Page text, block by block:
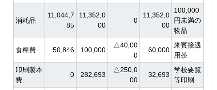
消耗品
11,044,7
85
11,352,0
00
0
11,352,0
00
100,000
円未満の
物品
食糧費 50,846 100,000
△40,00
0
60,000
来賓接遇
用茶
印刷製本
費
0 282,693
△250,0
00
32,693
学校要覧
等印刷